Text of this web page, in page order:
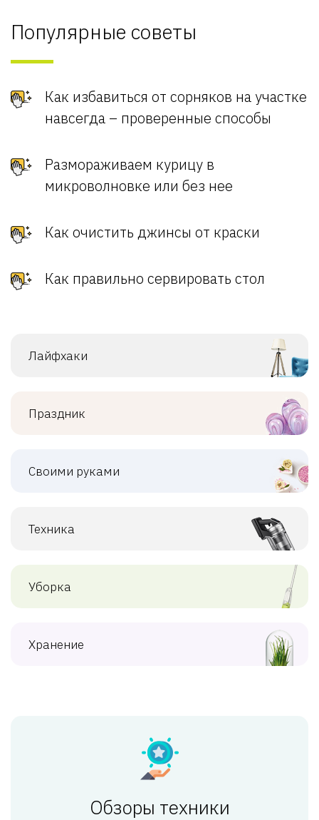
Популярные советы
Как избавиться от сорняков на участке
навсегда – проверенные способы
Размораживаем курицу в
микроволновке или без нее
Как очистить джинсы от краски
Как правильно сервировать стол
Лайфхаки
Праздник
Своими руками
Техника
Уборка
Хранение
Обзоры техники